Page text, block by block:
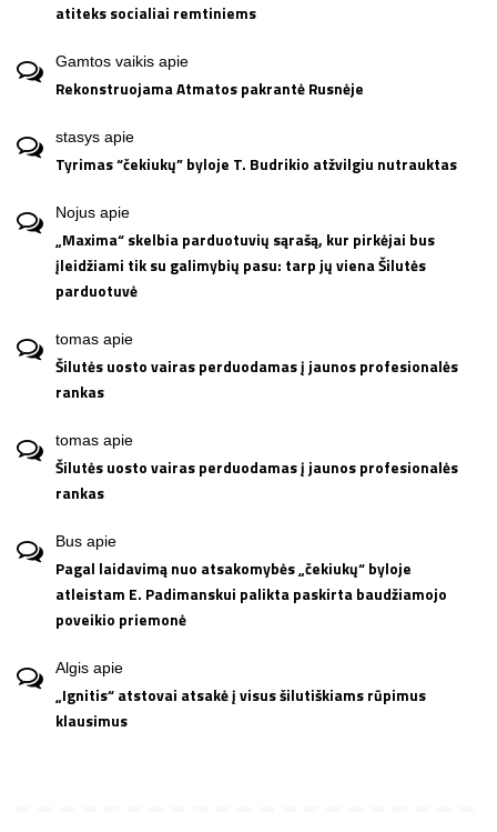
atiteks socialiai remtiniems
Gamtos vaikis apie
Rekonstruojama Atmatos pakrantė Rusnėje
stasys apie
Tyrimas “čekiukų” byloje T. Budrikio atžvilgiu nutrauktas
Nojus apie
„Maxima“ skelbia parduotuvių sąrašą, kur pirkėjai bus
įleidžiami tik su galimybių pasu: tarp jų viena Šilutės
parduotuvė
tomas apie
Šilutės uosto vairas perduodamas į jaunos profesionalės
rankas
tomas apie
Šilutės uosto vairas perduodamas į jaunos profesionalės
rankas
Bus apie
Pagal laidavimą nuo atsakomybės „čekiukų“ byloje
atleistam E. Padimanskui palikta paskirta baudžiamojo
poveikio priemonė
Algis apie
„Ignitis“ atstovai atsakė į visus šilutiškiams rūpimus
klausimus